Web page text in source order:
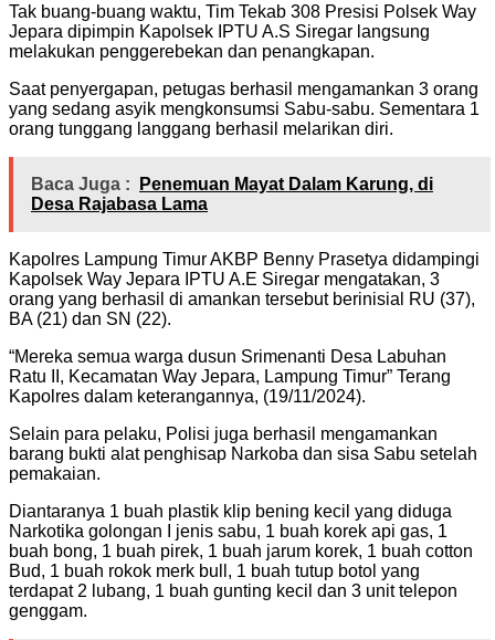
Tak buang-buang waktu, Tim Tekab 308 Presisi Polsek Way
Jepara dipimpin Kapolsek IPTU A.S Siregar langsung
melakukan penggerebekan dan penangkapan.
Saat penyergapan, petugas berhasil mengamankan 3 orang
yang sedang asyik mengkonsumsi Sabu-sabu. Sementara 1
orang tunggang langgang berhasil melarikan diri.
Baca Juga :
Penemuan Mayat Dalam Karung, di
Desa Rajabasa Lama
Kapolres Lampung Timur AKBP Benny Prasetya didampingi
Kapolsek Way Jepara IPTU A.E Siregar mengatakan, 3
orang yang berhasil di amankan tersebut berinisial RU (37),
BA (21) dan SN (22).
“Mereka semua warga dusun Srimenanti Desa Labuhan
Ratu II, Kecamatan Way Jepara, Lampung Timur” Terang
Kapolres dalam keterangannya, (19/11/2024).
Selain para pelaku, Polisi juga berhasil mengamankan
barang bukti alat penghisap Narkoba dan sisa Sabu setelah
pemakaian.
Diantaranya 1 buah plastik klip bening kecil yang diduga
Narkotika golongan I jenis sabu, 1 buah korek api gas, 1
buah bong, 1 buah pirek, 1 buah jarum korek, 1 buah cotton
Bud, 1 buah rokok merk bull, 1 buah tutup botol yang
terdapat 2 lubang, 1 buah gunting kecil dan 3 unit telepon
genggam.